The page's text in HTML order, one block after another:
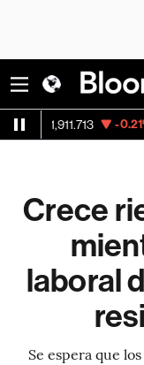
-0.21% Visa
Crece
laboral
Se espera que